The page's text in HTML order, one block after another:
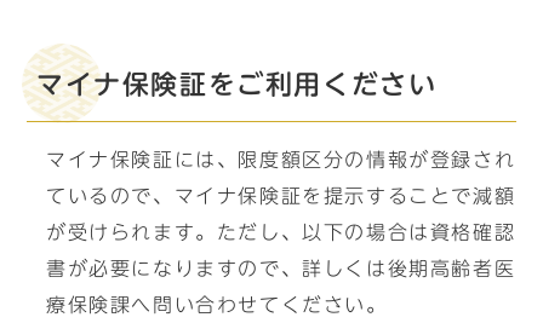
マイナ保険証をご利用ください
マイナ保険証には、限度額区分の情報が登録され
ているので、マイナ保険証を提示することで減額
が受けられます。ただし、以下の場合は資格確認
書が必要になりますので、詳しくは後期高齢者医
療保険課へ問い合わせてください。